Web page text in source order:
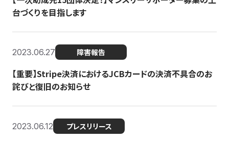
台づくりを目指します
2023.06.27 障害報告
【重要】Stripe決済におけるJCBカードの決済不具合のお
詫びと復旧のお知らせ
2023.06.12 プレスリリース